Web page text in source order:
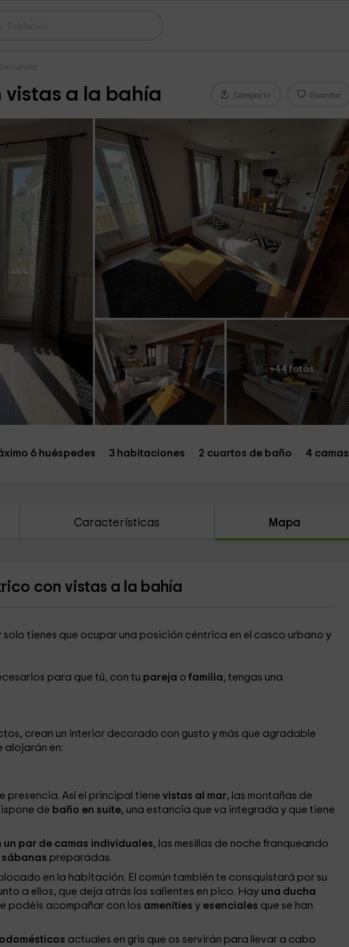
vistas a la bahía Compartir Guardar
+44 fotos
6 huéspedes 3 habitaciones 2 cuartos de baño 4 camas
Características Mapa
con vistas a la bahía
solo tienes que ocupar una posición céntrica en el casco urbano y
para que tú, con tu pareja o familia, tengas una
crean un interior decorado con gusto y más que agradable
alojarán en:
presencia. Así el principal tiene vistas al mar, las montañas de
de baño en suite, una estancia que va integrada y que tiene
un par de camas individuales, las mesillas de noche franqueando
sábanas preparadas.
en la habitación. El común también te consquistará por su
a ellos, que deja atrás los salientes en pico. Hay una ducha
podéis acompañar con los amenities y esenciales que se han
actuales en gris que os servirán para llevar a cabo